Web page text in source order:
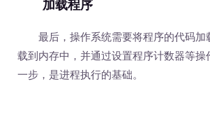
加载程序
最后，操作系统需要将程序的代码加
载到内存中，并通过设置程序计数器等
一步，是进程执行的基础。